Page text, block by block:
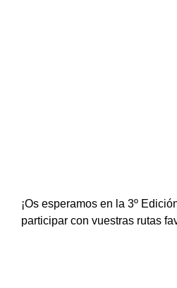
¡Os esperamos en la 3º
participar con vuestras rutas